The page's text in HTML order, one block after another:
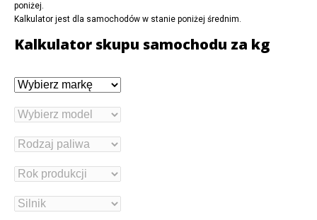
poniżej.
Kalkulator jest dla samochodów w stanie poniżej średnim.
Kalkulator skupu samochodu za kg